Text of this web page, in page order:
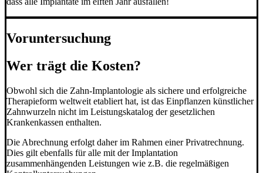
Voruntersuchung
Wer trägt die Kosten?
Obwohl sich die Zahn-Implantologie als sichere und erfolgreiche
Therapieform weltweit etabliert hat, ist das Einpflanzen künstlicher
Zahnwurzeln nicht im Leistungskatalog der gesetzlichen
Krankenkassen enthalten.
Die Abrechnung erfolgt daher im Rahmen einer Privatrechnung.
Dies gilt ebenfalls für alle mit der Implantation
zusammenhängenden Leistungen wie z.B. die regelmäßigen